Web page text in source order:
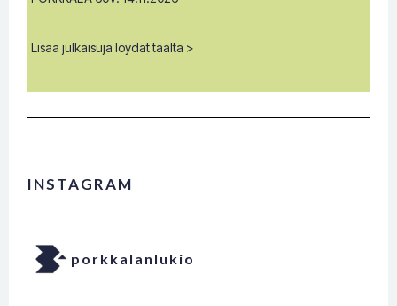
Lisää julkaisuja löydät täältä >
INSTAGRAM
porkkalanlukio